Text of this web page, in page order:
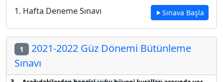
1. Hafta Deneme Sınavı Sınava Başla
1 2021-2022 Güz Dönemi Bütünleme
Sınavı